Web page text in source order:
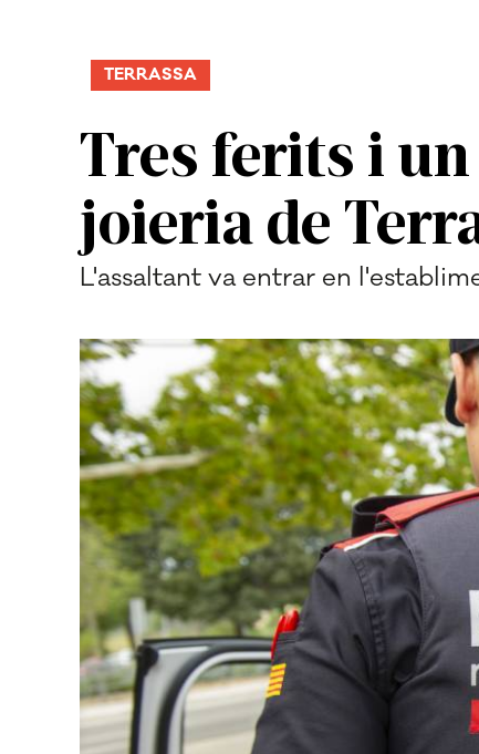
Tres ferits i
joieria de
TERRASSA
L'assaltant va entrar en